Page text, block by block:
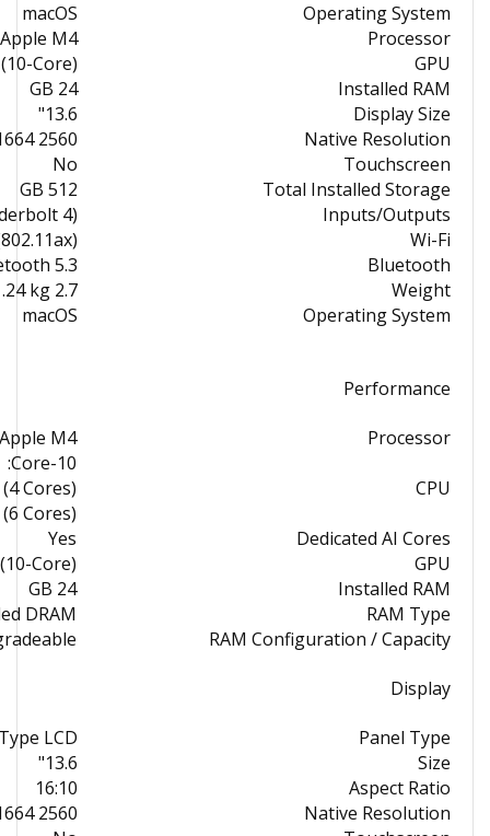
Operating System
macOS
Processor
Apple M4
GPU
Core)
Installed RAM
24 GB
Display Size
13.6"
Native Resolution
2560 x 1664
Touchscreen
No
Total Installed Storage
512 GB
Inputs/Outputs
4)
Wi-Fi
Bluetooth
5.3
Weight
2.7 lb / 1.24 kg
Operating System
macOS
Performance
Processor
Apple M4
CPU
10-Core:
Cores)
Cores)
Dedicated AI Cores
Yes
GPU
Core)
Installed RAM
24 GB
RAM Type
DRAM
RAM Configuration / Capacity
Display
Panel Type
LCD
Size
13.6"
Aspect Ratio
16:10
Native Resolution
2560 x 1664